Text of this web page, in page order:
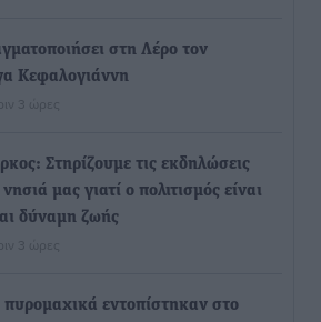
στη Λέρο τον
Κεφαλογιάννη
3 ώρες
Στηρίζουμε τις εκδηλώσεις
μας γιατί ο πολιτισμός είναι
δύναμη ζωής
3 ώρες
εντοπίστηκαν στο